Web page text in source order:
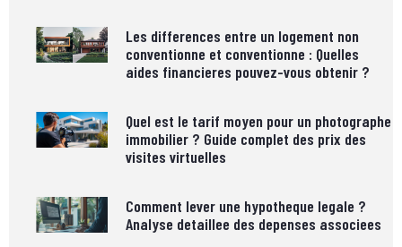
Les differences entre un logement non
conventionne et conventionne : Quelles
aides financieres pouvez-vous obtenir ?
Quel est le tarif moyen pour un photographe
immobilier ? Guide complet des prix des
visites virtuelles
Comment lever une hypotheque legale ?
Analyse detaillee des depenses associees